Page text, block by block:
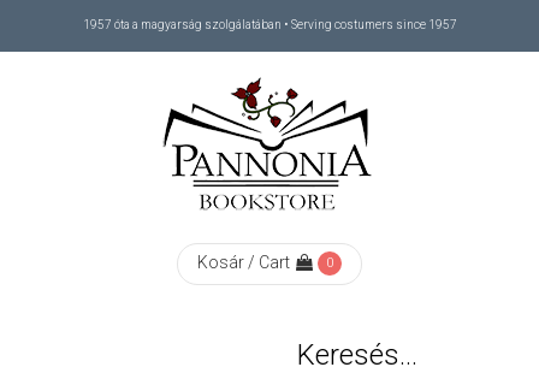
1957 óta a magyarság szolgálatában • Serving costumers since 1957
Kosár / Cart 0
Keresés…